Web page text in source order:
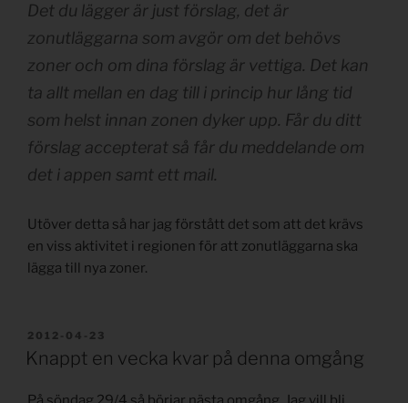
Det du lägger är just förslag, det är
zonutläggarna som avgör om det behövs
zoner och om dina förslag är vettiga. Det kan
ta allt mellan en dag till i princip hur lång tid
som helst innan zonen dyker upp. Får du ditt
förslag accepterat så får du meddelande om
det i appen samt ett mail.
Utöver detta så har jag förstått det som att det krävs
en viss aktivitet i regionen för att zonutläggarna ska
lägga till nya zoner.
PUBLICERAT
2012-04-23
Knappt en vecka kvar på denna omgång